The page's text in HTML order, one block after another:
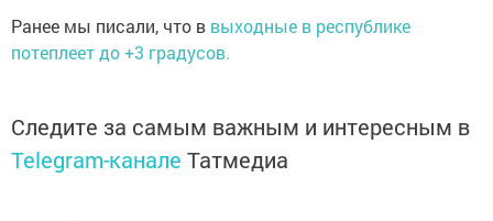
Ранее мы писали, что в выходные в республике
потеплеет до +3 градусов.
Следите за самым важным и интересным в
Telegram-канале Татмедиа